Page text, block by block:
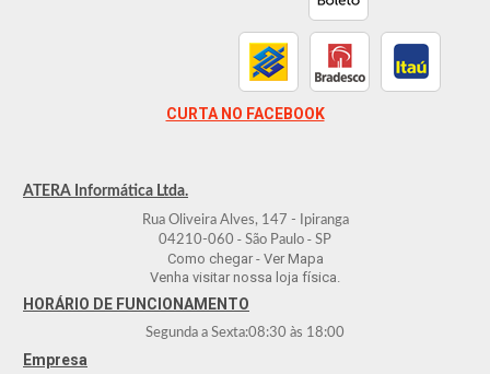
CURTA NO FACEBOOK
ATERA Informática Ltda.
Rua Oliveira Alves, 147 - Ipiranga
04210-060 - São Paulo - SP
Como chegar - Ver Mapa
Venha visitar nossa loja física.
HORÁRIO DE FUNCIONAMENTO
Segunda a Sexta:08:30 às 18:00
Empresa